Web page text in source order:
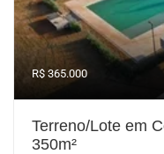
R$ 365.000
Terreno/Lote em
350m²